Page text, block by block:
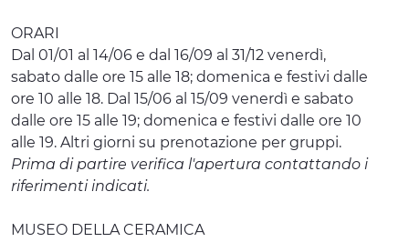
ORARI
Dal 01/01 al 14/06 e dal 16/09 al 31/12 venerdì,
sabato dalle ore 15 alle 18; domenica e festivi dalle
ore 10 alle 18. Dal 15/06 al 15/09 venerdì e sabato
dalle ore 15 alle 19; domenica e festivi dalle ore 10
alle 19. Altri giorni su prenotazione per gruppi.
Prima di partire verifica l'apertura contattando i
riferimenti indicati.
MUSEO DELLA CERAMICA